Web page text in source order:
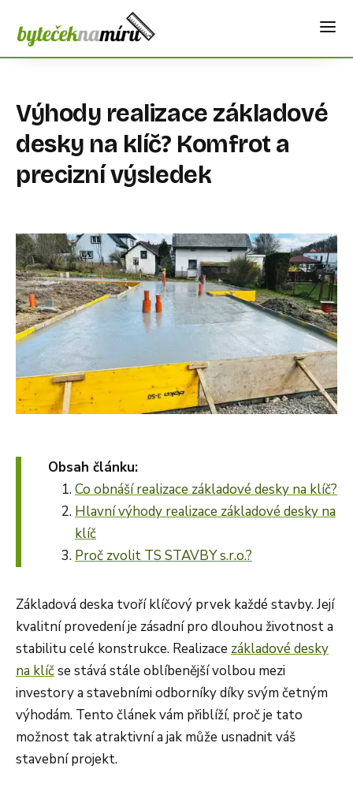
Výhody realizace základové
desky na klíč? Komfrot a
precizní výsledek
Obsah článku:
Co obnáší realizace základové desky na klíč?
Hlavní výhody realizace základové desky na
klíč
Proč zvolit TS STAVBY s.r.o.?
Základová deska tvoří klíčový prvek každé stavby. Její
kvalitní provedení je zásadní pro dlouhou životnost a
stabilitu celé konstrukce. Realizace základové desky
na klíčse stává stále oblíbenější volbou mezi
investory a stavebními odborníky díky svým četným
výhodám. Tento článek vám přiblíží, proč je tato
možnost tak atraktivní a jak může usnadnit váš
stavební projekt.